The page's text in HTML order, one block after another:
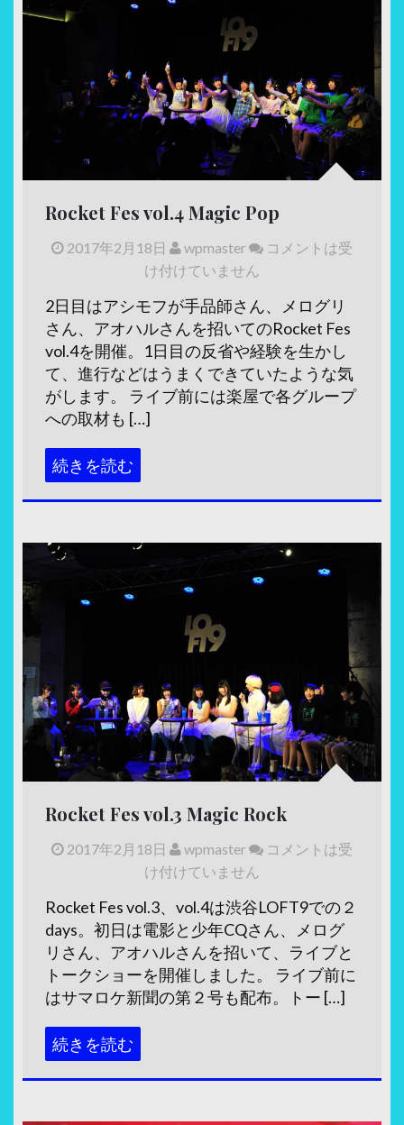
Rocket Fes vol.4 Magic Pop
2017年2月18日 wpmaster
コメントは受
け付けていません
2日目はアシモフが手品師さん、メログリ
さん、アオハルさんを招いてのRocket Fes
vol.4を開催。1日目の反省や経験を生かし
て、進行などはうまくできていたような気
がします。 ライブ前には楽屋で各グループ
への取材も […]
続きを読む
Rocket Fes vol.3 Magic Rock
2017年2月18日 wpmaster
コメントは受
け付けていません
Rocket Fes vol.3、vol.4は渋谷LOFT9での２
days。初日は電影と少年CQさん、メログ
リさん、アオハルさんを招いて、ライブと
トークショーを開催しました。 ライブ前に
はサマロケ新聞の第２号も配布。トー […]
続きを読む